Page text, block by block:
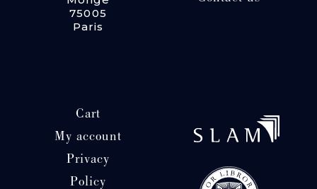
75005
Paris
Cart
My account
Privacy
Policy